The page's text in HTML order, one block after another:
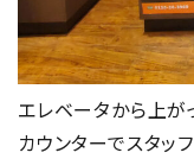
エレベータから上が
カウンターでスタッ